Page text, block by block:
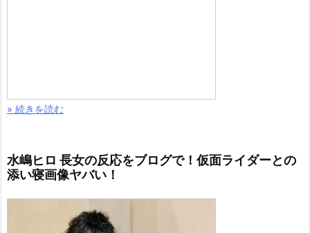
» 続きを読む
水嶋ヒロ 長女の反応をブログで！仮面ライダーとの
添い寝画像ヤバい！